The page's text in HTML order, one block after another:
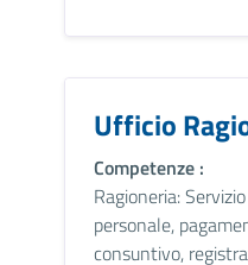
Ufficio
Competenze :
Ragioneria:
personale,
consuntivo,